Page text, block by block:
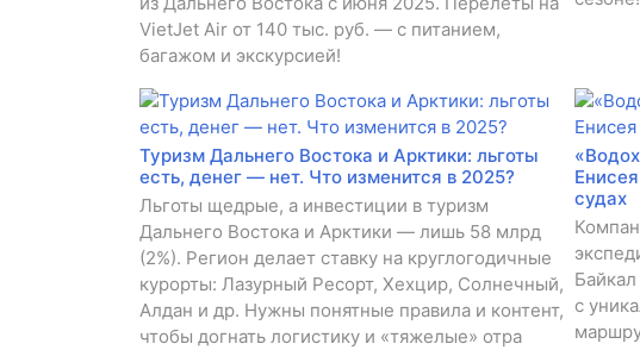
VietJet Air от 140 тыс. руб. — с питанием,
багажом и экскурсией!
Туризм Дальнего Востока и Арктики: льготы
есть, денег — нет. Что изменится в 2025?
Льготы щедрые, а инвестиции в туризм
Дальнего Востока и Арктики — лишь 58 млрд
(2%). Регион делает ставку на круглогодичные
курорты: Лазурный Ресорт, Хехцир, Солнечный,
Алдан и др. Нужны понятные правила и контент,
чтобы догнать логистику и «тяжелые» отра
судах
с